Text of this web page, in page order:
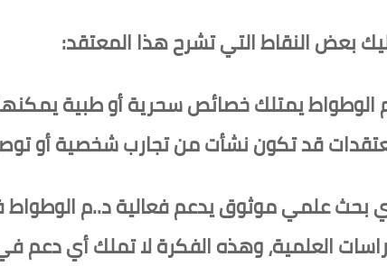
بعض النقاط التي تشرح هذا المعتقد:
الوطواط يمتلك خصائص سحرية أو طبية
قد تكون نشأت من تجارب شخصية أو
بحث علمي موثوق يدعم فعالية د..م
العلمية، وهذه الفكرة لا تملك أي دعم